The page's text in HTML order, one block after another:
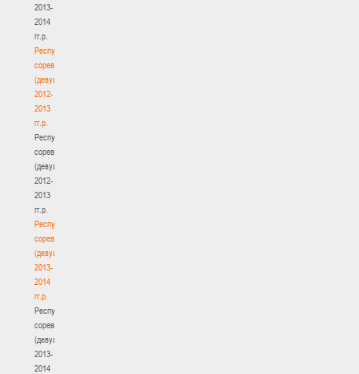
2013-
2014
гг.р.
Республиканские
соревнования
(девушки)
2012-
2013
гг.р.
Республиканские
соревнования
(девушки)
2012-
2013
гг.р.
Республиканские
соревнования
(девушки)
2013-
2014
гг.р.
Республиканские
соревнования
(девушки)
2013-
2014